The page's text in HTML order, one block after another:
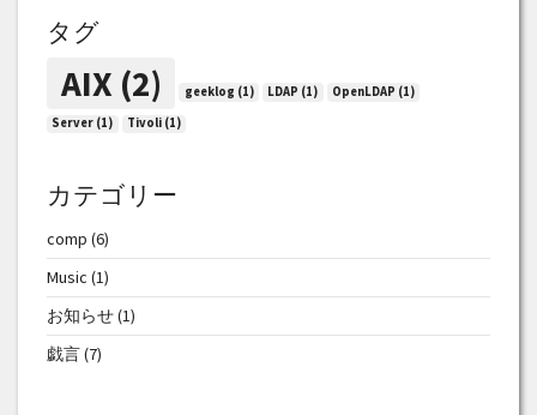
タグ
AIX (2) geeklog (1) LDAP (1) OpenLDAP (1)
Server (1) Tivoli(1)
カテゴリー
comp (6)
Music (1)
お知らせ(1)
戯言(7)